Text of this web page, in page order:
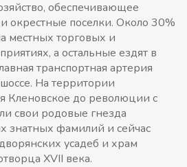
обеспечивающее
окрестные поселки. Около 30%
местных торговых и
а остальные ездят в
транспортная артерия
На территории
Кленовское до революции с
свои родовые гнезда
знатных фамилий и сейчас
усадеб и храм
XVII века.